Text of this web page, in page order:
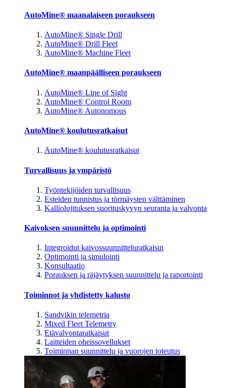
AutoMine® maanalaiseen poraukseen
AutoMine® Single Drill
AutoMine® Drill Fleet
AutoMine® Machine Fleet
AutoMine® maanpäälliseen poraukseen
AutoMine® Line of Sight
AutoMine® Control Room
AutoMine® Autonomous
AutoMine® koulutusratkaisut
AutoMine® koulutusratkaisut
Turvallisuus ja ympäristö
Työntekijöiden turvallisuus
Esteiden tunnistus ja törmäysten välttäminen
Kalliolujituksen suorituskyvyn seuranta ja valvonta
Kaivoksen suunnittelu ja optimointi
Integroidut kaivossuunnitteluratkaisut
Optimointi ja simulointi
Konsultaatio
Porauksen ja räjäytyksen suunnittelu ja raportointi
Toiminnot ja yhdistetty kalusto
Sandvikin telemetria
Mixed Fleet Telemetry
Etävalvontaratkaisut
Laitteiden oheissovellukset
Toiminnan suunnittelu ja vuorojen toteutus